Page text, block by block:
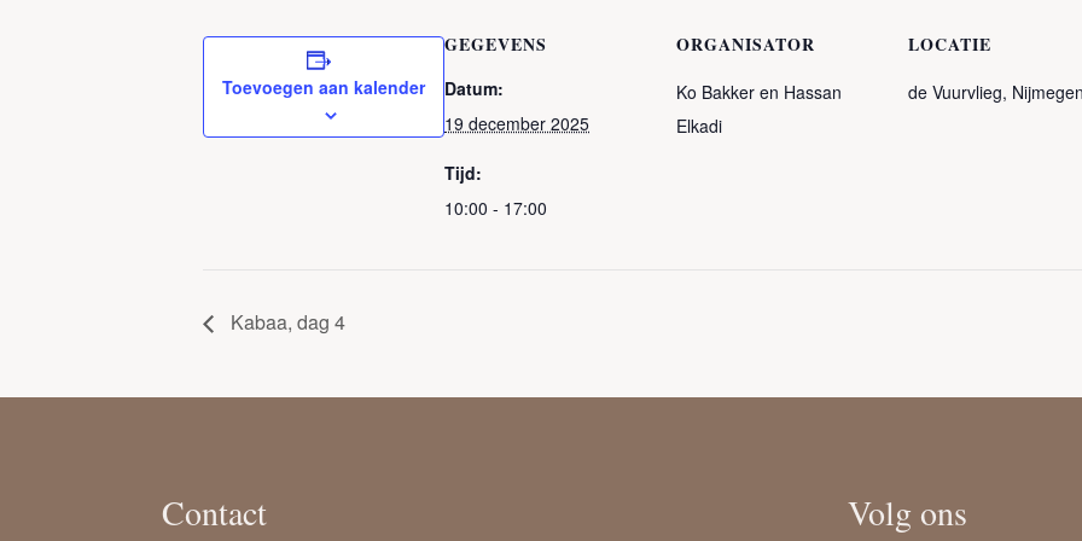
Toevoegen aan kalender
GEGEVENS
Datum:
19 december 2025
Tijd:
10:00 - 17:00
ORGANISATOR
Ko Bakker en Hassan
Elkadi
LOCATIE
de Vuurvlieg, Nijmegen
Kabaa, dag 4
Contact Volg ons